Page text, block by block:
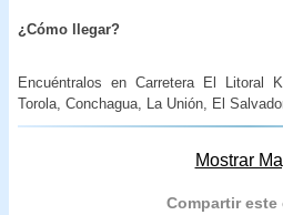
¿Cómo llegar?
Encuéntralos en Carretera El Litoral
Torola, Conchagua, La Unión, El
Mostrar
Compartir este